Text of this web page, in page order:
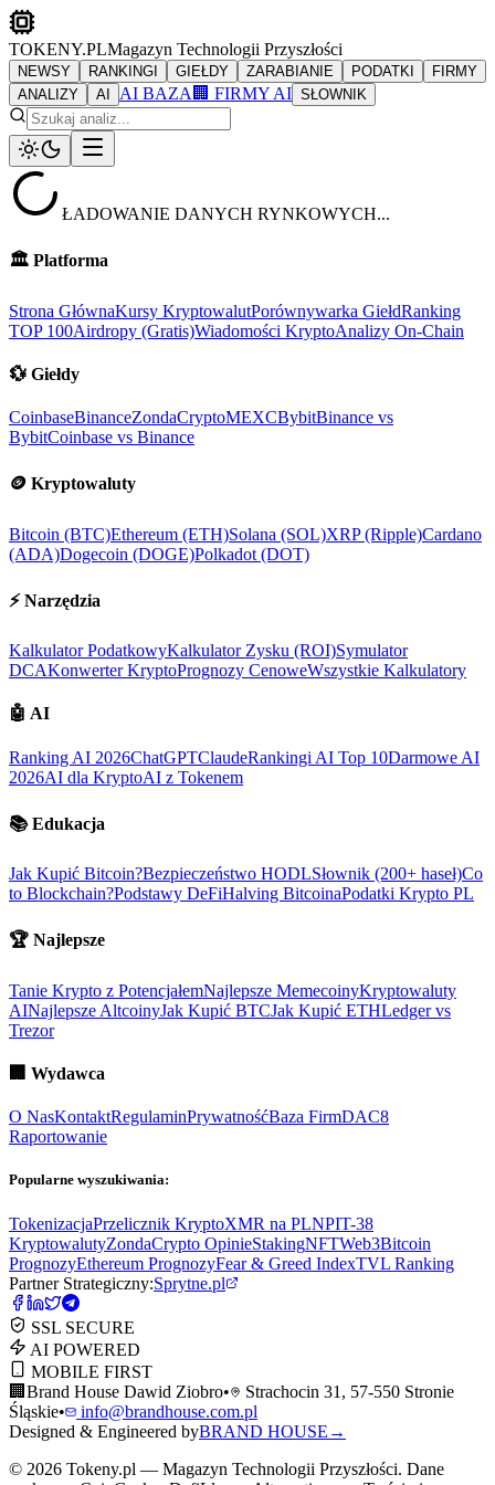
TOKENY.PLMagazyn Technologii Przyszłości
NEWSY RANKINGI GIEŁDY ZARABIANIE PODATKI
FIRMY
ANALIZY
AI AI BAZA 🏢 FIRMY AI SŁOWNIK
ŁADOWANIE DANYCH RYNKOWYCH...
🏛️ Platforma
Strona GłównaKursy KryptowalutPorównywarka GiełdRanking
TOP 100Airdropy (Gratis)Wiadomości KryptoAnalizy On-Chain
💱 Giełdy
CoinbaseBinanceZondaCryptoMEXCBybitBinance vs
BybitCoinbase vs Binance
🪙 Kryptowaluty
Bitcoin (BTC)Ethereum (ETH)Solana (SOL)XRP (Ripple)Cardano
(ADA)Dogecoin (DOGE)Polkadot (DOT)
⚡ Narzędzia
Kalkulator PodatkowyKalkulator Zysku (ROI)Symulator
DCAKonwerter KryptoPrognozy CenoweWszystkie Kalkulatory
🤖 AI
Ranking AI 2026ChatGPTClaudeRankingi AI Top 10Darmowe AI
2026AI dla KryptoAI z Tokenem
📚 Edukacja
Jak Kupić Bitcoin?Bezpieczeństwo HODLSłownik (200+ haseł)Co
to Blockchain?Podstawy DeFiHalving BitcoinaPodatki Krypto PL
🏆 Najlepsze
Tanie Krypto z PotencjałemNajlepsze MemecoinyKryptowaluty
AINajlepsze AltcoinyJak Kupić BTCJak Kupić ETHLedger vs
Trezor
🏢 Wydawca
O NasKontaktRegulaminPrywatnośćBaza FirmDAC8
Raportowanie
Popularne wyszukiwania:
TokenizacjaPrzelicznik KryptoXMR na PLNPIT-38
KryptowalutyZondaCrypto OpinieStakingNFTWeb3Bitcoin
PrognozyEthereum PrognozyFear & Greed IndexTVL Ranking
Partner Strategiczny:Sprytne.pl
SSL SECURE
AI POWERED
MOBILE FIRST
🏢 Brand House Dawid Ziobro•
Strachocin 31, 57-550 Stronie
Śląskie•
info@brandhouse.com.pl
Designed & Engineered byBRAND HOUSE →
© 2026 Tokeny.pl — Magazyn Technologii Przyszłości. Dane